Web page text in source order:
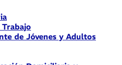
Trabajo
de Jóvenes y Adultos